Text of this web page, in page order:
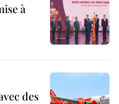
à
des